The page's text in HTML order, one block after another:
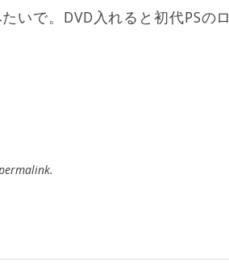
いで。DVD入れると初代PSのロ
.